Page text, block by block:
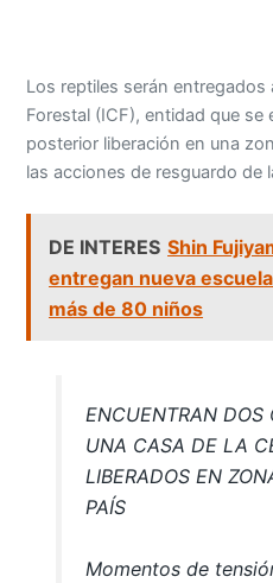
Los reptiles serán
Forestal (ICF), entidad que
posterior liberación en una
las acciones de resguardo de
DE INTERES Shin
entregan nueva
más de 80 niños
ENCUENTRAN DOS
UNA CASA DE LA
LIBERADOS EN
PAÍS
Momentos de